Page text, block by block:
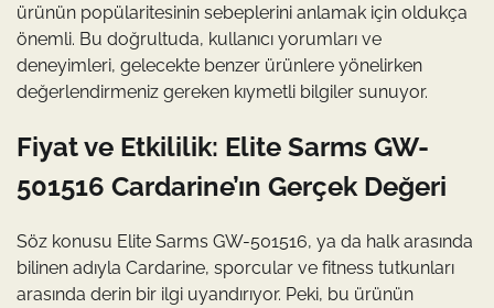
ürünün popülaritesinin sebeplerini anlamak için oldukça
önemli. Bu doğrultuda, kullanıcı yorumları ve
deneyimleri, gelecekte benzer ürünlere yönelirken
değerlendirmeniz gereken kıymetli bilgiler sunuyor.
Fiyat ve Etkililik: Elite Sarms GW-
501516 Cardarine’ın Gerçek Değeri
Söz konusu Elite Sarms GW-501516, ya da halk arasında
bilinen adıyla Cardarine, sporcular ve fitness tutkunları
arasında derin bir ilgi uyandırıyor. Peki, bu ürünün